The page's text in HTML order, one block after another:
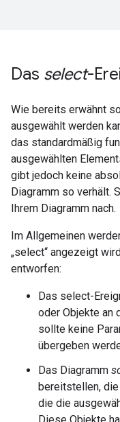
Das select-
Wie bereits erwähnt
ausgewählt werden
das standardmäßig
ausgewählten
gibt jedoch keine
Diagramm so verhält.
Ihrem Diagramm nach.
Im Allgemeinen
„select“ angezeigt
entworfen:
Das select-
oder Objekte an
sollte keine
übergeben
Das Diagramm
bereitstellen, die
die die